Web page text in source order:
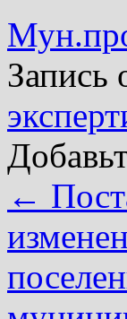
Запись
←